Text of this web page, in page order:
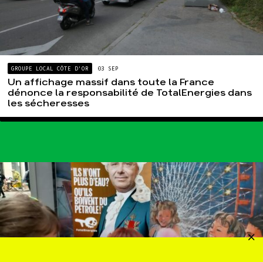
GROUPE LOCAL CÔTE D'OR 03 SEP
Un affichage massif dans toute la France
dénonce la responsabilité de TotalEnergies dans
les sécheresses